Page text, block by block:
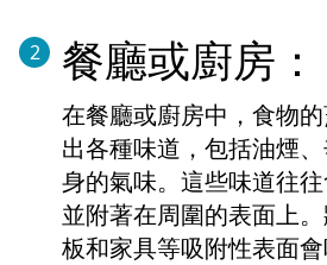
2 餐廳或廚房：
在餐廳或廚房中，食物
出各種味道，包括油煙
身的氣味。這些味道往
並附著在周圍的表面上
板和家具等吸附性表面